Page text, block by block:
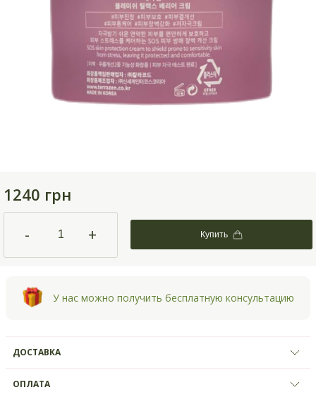
1240 грн
- + Купить
У нас можно получить бесплатную консультацию
ДОСТАВКА
ОПЛАТА